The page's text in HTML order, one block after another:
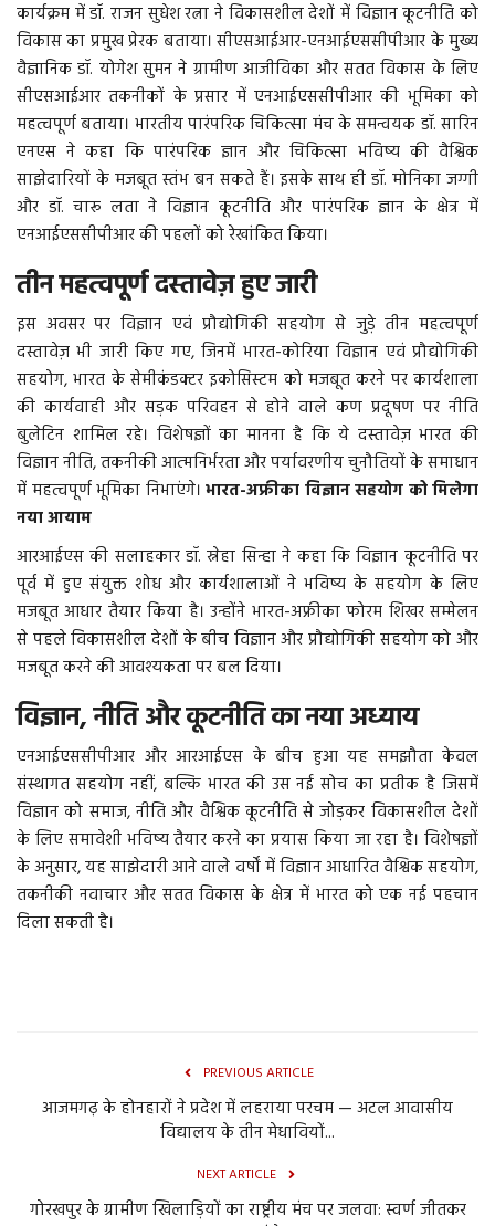
कार्यक्रम में डॉ. राजन सुधेश रत्ना ने विकासशील देशों में विज्ञान कूटनीति को
विकास का प्रमुख प्रेरक बताया। सीएसआईआर-एनआईएससीपीआर के मुख्य
वैज्ञानिक डॉ. योगेश सुमन ने ग्रामीण आजीविका और सतत विकास के लिए
सीएसआईआर तकनीकों के प्रसार में एनआईएससीपीआर की भूमिका को
महत्वपूर्ण बताया। भारतीय पारंपरिक चिकित्सा मंच के समन्वयक डॉ. सारिन
एनएस ने कहा कि पारंपरिक ज्ञान और चिकित्सा भविष्य की वैश्विक
साझेदारियों के मजबूत स्तंभ बन सकते हैं। इसके साथ ही डॉ. मोनिका जग्गी
और डॉ. चारू लता ने विज्ञान कूटनीति और पारंपरिक ज्ञान के क्षेत्र में
एनआईएससीपीआर की पहलों को रेखांकित किया।
तीन महत्वपूर्ण दस्तावेज़ हुए जारी
इस अवसर पर विज्ञान एवं प्रौद्योगिकी सहयोग से जुड़े तीन महत्वपूर्ण
दस्तावेज़ भी जारी किए गए, जिनमें भारत-कोरिया विज्ञान एवं प्रौद्योगिकी
सहयोग, भारत के सेमीकंडक्टर इकोसिस्टम को मजबूत करने पर कार्यशाला
की कार्यवाही और सड़क परिवहन से होने वाले कण प्रदूषण पर नीति
बुलेटिन शामिल रहे। विशेषज्ञों का मानना है कि ये दस्तावेज़ भारत की
विज्ञान नीति, तकनीकी आत्मनिर्भरता और पर्यावरणीय चुनौतियों के समाधान
में महत्वपूर्ण भूमिका निभाएंगे। भारत-अफ्रीका विज्ञान सहयोग को मिलेगा
नया आयाम
आरआईएस की सलाहकार डॉ. स्नेहा सिन्हा ने कहा कि विज्ञान कूटनीति पर
पूर्व में हुए संयुक्त शोध और कार्यशालाओं ने भविष्य के सहयोग के लिए
मजबूत आधार तैयार किया है। उन्होंने भारत-अफ्रीका फोरम शिखर सम्मेलन
से पहले विकासशील देशों के बीच विज्ञान और प्रौद्योगिकी सहयोग को और
मजबूत करने की आवश्यकता पर बल दिया।
विज्ञान, नीति और कूटनीति का नया अध्याय
एनआईएससीपीआर और आरआईएस के बीच हुआ यह समझौता केवल
संस्थागत सहयोग नहीं, बल्कि भारत की उस नई सोच का प्रतीक है जिसमें
विज्ञान को समाज, नीति और वैश्विक कूटनीति से जोड़कर विकासशील देशों
के लिए समावेशी भविष्य तैयार करने का प्रयास किया जा रहा है। विशेषज्ञों
के अनुसार, यह साझेदारी आने वाले वर्षों में विज्ञान आधारित वैश्विक सहयोग,
तकनीकी नवाचार और सतत विकास के क्षेत्र में भारत को एक नई पहचान
दिला सकती है।
PREVIOUS ARTICLE
आजमगढ़ के होनहारों ने प्रदेश में लहराया परचम — अटल आवासीय
विद्यालय के तीन मेधावियों...
NEXT ARTICLE
गोरखपुर के ग्रामीण खिलाड़ियों का राष्ट्रीय मंच पर जलवा: स्वर्ण जीतकर